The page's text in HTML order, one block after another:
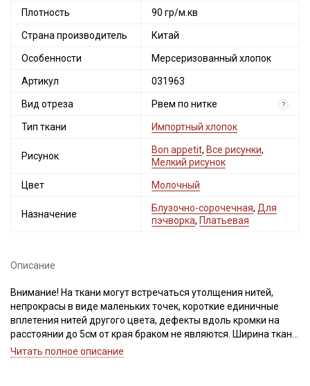
Плотность 90 гр/м.кв
Страна производитель Китай
Особенности Мерсеризованный хлопок
Артикул 031963
Вид отреза Рвем по нитке ?
Тип ткани Импортный хлопок
Рисунок
Bon appetit, Все рисунки,
Мелкий рисунок
Цвет Молочный
Назначение
Блузочно-сорочечная, Для
пэчворка, Платьевая
Описание
Внимание! На ткани могут встречаться утолщения нитей,
непрокрасы в виде маленьких точек, короткие единичные
вплетения нитей другого цвета, дефекты вдоль кромки на
расстоянии до 5см от края браком не являются. Ширина ткани
±2см. Просим учитывать это при покупке.
Читать полное описание